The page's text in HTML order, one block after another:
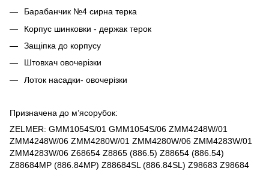
Барабанчик №4 сирна терка
Корпус шинковки - держак терок
Защіпка до корпусу
Штовхач овочерізки
Лоток насадки- овочерізки
Призначена до м’ясорубок:
ZELMER: GMM1054S/01 GMM1054S/06 ZMM4248W/01
ZMM4248W/06 ZMM4280W/01 ZMM4280W/06 ZMM4283W/01
ZMM4283W/06 Z68654 Z8865 (886.5) Z88654 (886.54)
Z88684MP (886.84MP) Z88684SL (886.84SL) Z98683 Z98684